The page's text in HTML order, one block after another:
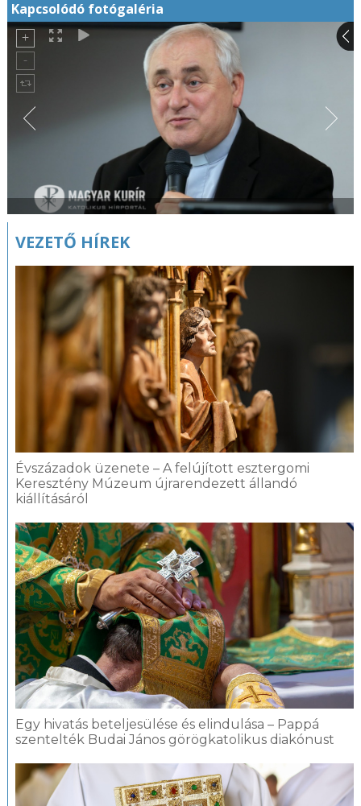
Kapcsolódó fotógaléria
VEZETŐ HÍREK
Évszázadok üzenete – A felújított esztergomi
Keresztény Múzeum újrarendezett állandó
kiállításáról
Egy hivatás beteljesülése és elindulása – Pappá
szentelték Budai János görögkatolikus diakónust